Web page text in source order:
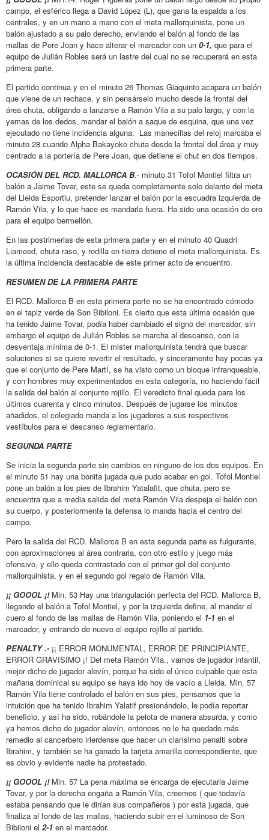
campo, el esférico llega a David López (L), que gana la espalda a los
centrales, y en un mano a mano con el meta mallorquinista, pone un
balón ajustado a su palo derecho, enviando el balón al fondo de las
mallas de Pere Joan y hace alterar el marcador con un 0-1, que para el
equipo de Julián Robles será un lastre del cual no se recuperará en esta
primera parte.
El partido continua y en el minuto 26 Thomas Giaquinto acapara un balón
que viene de un rechace, y sin pensárselo mucho desde la frontal del
área chuta, obligando a lanzarse a Ramón Vila a su palo largo, y con la
yemas de los dedos, mandar el balón a saque de esquina, que una vez
ejecutado no tiene incidencia alguna. Las manecillas del reloj marcaba el
minuto 28 cuando Alpha Bakayoko chuta desde la frontal del área y muy
centrado a la portería de Pere Joan, que detiene el chut en dos tiempos.
OCASIÓN DEL RCD. MALLORCA B.- minuto 31 Tofol Montiel filtra un
balón a Jaime Tovar, este se queda completamente solo delante del meta
del Lleida Esportiu, pretender lanzar el balón por la escuadra izquierda de
Ramón Vila, y lo que hace es mandarla fuera. Ha sido una ocasión de oro
para el equipo bermellón.
En las postrimerias de esta primera parte y en el minuto 40 Quadri
Liameed, chuta raso, y rodilla en tierra detiene el meta mallorquinista. Es
la última incidencia destacable de este primer acto de encuentro.
RESUMEN DE LA PRIMERA PARTE
El RCD. Mallorca B en esta primera parte no se ha encontrado cómodo
en el tapiz verde de Son Bibiloni. Es cierto que esta última ocasión que
ha tenido Jaime Tovar, podía haber cambiado el signo del marcador, sin
embargo el equipo de Julián Robles se marcha al descanso, con la
desventaja mínima de 0-1. El mister mallorquinista tendrá que buscar
soluciones si se quiere revertir el resultado, y sinceramente hay pocas ya
que el conjunto de Pere Martí, se ha visto como un bloque infranqueable,
y con hombres muy experimentados en esta categoría, no haciendo fácil
la salida del balón al conjunto rojillo. El veredicto final queda para los
últimos cuarenta y cinco minutos. Después de jugarse los minutos
añadidos, el colegiado manda a los jugadores a sus respectivos
vestíbulos para el descanso reglamentario.
SEGUNDA PARTE
Se inicia la segunda parte sin cambios en ninguno de los dos equipos. En
el minuto 51 hay una bonita jugada que pudo acabar en gol. Tofol Montiel
pone un balón a los pies de Ibrahim Yatalafit, que chuta, pero se
encuentra que a media salida del meta Ramón Vila despeja el balón con
su cuerpo, y posteriormente la defensa lo manda hacia el centro del
campo.
Pero la salida del RCD. Mallorca B en esta segunda parte es fulgurante,
con aproximaciones al área contraria, con otro estilo y juego más
ofensivo, y ello queda contrastado con el primer gol del conjunto
mallorquinista, y en el segundo gol regalo de Ramón Vila.
¡¡ GOOOL ¡!Min. 53 Hay una triangulación perfecta del RCD. Mallorca B,
llegando el balón a Tofol Montiel, y por la izquierda define, al mandar el
cuero al fondo de las mallas de Ramón Vila, poniendo el 1-1 en el
marcador, y entrando de nuevo el equipo rojillo al partido.
PENALTY .-¡¡ ERROR MONUMENTAL, ERROR DE PRINCIPIANTE,
ERROR GRAVISIMO ¡! Del meta Ramón Vila., vamos de jugador infantil,
mejor dicho de jugador alevín, porque ha sido el único culpable que esta
mañana dominical su equipo se haya ido hoy de vacío a Lleida. Min. 57
Ramón Vila tiene controlado el balón en sus pies, pensamos que la
intuición que ha tenido Ibrahim Yalatif presionándolo, le podía reportar
beneficio, y así ha sido, robándole la pelota de manera absurda, y como
ya hemos dicho de jugador alevín, entonces no le ha quedado más
remedio al cancerbero irlerdense que hacer un clarísimo penalti sobre
Ibrahim, y también se ha ganado la tarjeta amarilla correspondiente, que
es obvio y evidente nadie ha protestado.
¡¡ GOOOL ¡!Min. 57 La pena máxima se encarga de ejecutarla Jaime
Tovar, y por la derecha engaña a Ramón Vila, creemos ( que todavía
estaba pensando que le dirían sus compañeros ) por esta jugada, que
finaliza al fondo de las mallas, haciendo subir en el luminoso de Son
Bibiloni el 2-1 en el marcador.